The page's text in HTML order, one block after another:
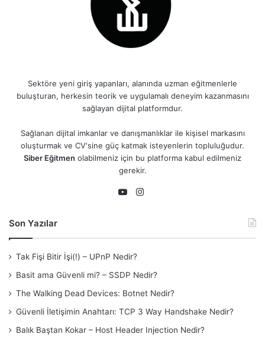
Sektöre yeni giriş yapanları, alanında uzman eğitmenlerle
buluşturan, herkesin teorik ve uygulamalı deneyim kazanmasını
sağlayan dijital platformdur.
Sağlanan dijital imkanlar ve danışmanlıklar ile kişisel markasını
oluşturmak ve CV'sine güç katmak isteyenlerin topluluğudur.
Siber Eğitmen olabilmeniz için bu platforma kabul edilmeniz
gerekir.
Instagram
Son Yazılar
Tak Fişi Bitir İşi(!) – UPnP Nedir?
Basit ama Güvenli mi? – SSDP Nedir?
The Walking Dead Devices: Botnet Nedir?
Güvenli İletişimin Anahtarı: TCP 3 Way Handshake Nedir?
Balık Baştan Kokar – Host Header Injection Nedir?